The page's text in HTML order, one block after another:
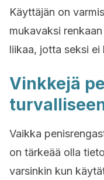
Käyttäjän on
mukavaksi
liikaa, jotta seksi
Vinkkejä
Vaikka
on tärkeää olla
varsinkin kun